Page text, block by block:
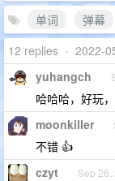
单词 弹幕
12 replies • 2022-
yuhangch
哈哈哈，好玩
moonkiller
不错 👍
czyt Sep 26,